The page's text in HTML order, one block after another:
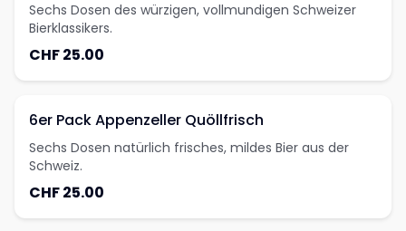
Sechs Dosen des würzigen, vollmundigen Schweizer
Bierklassikers.
CHF 25.00
6er Pack Appenzeller Quöllfrisch
Sechs Dosen natürlich frisches, mildes Bier aus der
Schweiz.
CHF 25.00